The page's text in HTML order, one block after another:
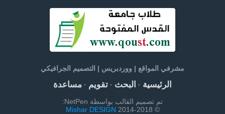
مشرفي المواقع | ووردبريس | التصميم الجرافيكي
الرئيسية· البحث· تقويم· مساعدة
تم تصميم القالب بواسطة NetPen:
© 2014-2018
Mishar DESIGN